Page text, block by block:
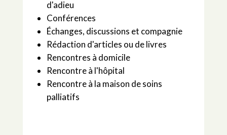
d'adieu
Conférences
Échanges, discussions et compagnie
Rédaction d'articles ou de livres
Rencontres à domicile
Rencontre à l'hôpital
Rencontre à la maison de soins
palliatifs